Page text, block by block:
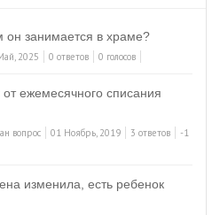
он занимается в храме?
2025 0 ответов 0 голосов
от ежемесячного списания
вопрос 01 Ноябрь, 2019 3 ответов
-1
изменила, есть ребенок